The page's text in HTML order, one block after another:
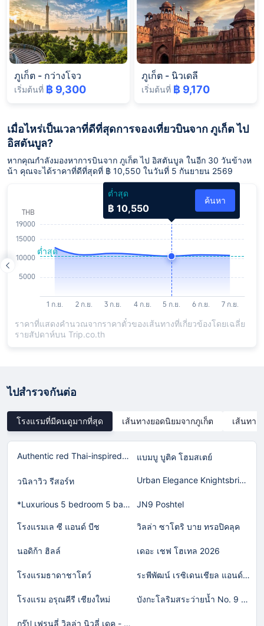
ภูเก็ต - กว่างโจว
เริ่มต้นที่ ฿ 9,300
ภูเก็ต - นิวเดลี
เริ่มต้นที่ ฿ 9,170
เมื่อไหร่เป็นเวลาที่ดีที่สุดการจองเที่ยวบินจาก ภูเก็ต ไป
อิสตันบูล?
หากคุณกำลังมองหาการบินจาก ภูเก็ต ไป อิสตันบูล ในอีก 30 วันข้างห
น้า คุณจะได้ราคาที่ดีที่สุดที่ ฿ 10,550 ในวันที่ 5 กันยายน 2569
ต่ำสุด
฿ 10,550
ค้นหา
ราคาที่แสดงคำนวณจากราคาตั๋วของเส้นทางที่เกี่ยวข้องโดยเฉลี่ย
รายสัปดาห์บน Trip.co.th
ไปสำรวจกันต่อ
โรงแรมที่มีคนดูมากที่สุด เส้นทางยอดนิยมจากภูเก็ต เส้นทา
Authentic red Thai-inspired home in Laguna! แบมบู บูติค โฮมสเตย์
วนิลาวิว รีสอร์ท Urban Elegance Knightsbridge BTS Bearing
*Luxurious 5 bedroom 5 bathroom Gym Views v138 JN9 Poshtel
โรงแรมเล ซี แอนด์ บีช วิลล่า ซาโตริ บาย ทรอปิคลุค
นอดิก้า ฮิลล์ เดอะ เชฟ โฮเทล 2026
โรงแรมธาดาชาโตว์ ระพีพัฒน์ เรซิเดนเชียล แอนด์ รีสอร์ท
โรงแรม อรุณคีรี เชียงใหม่ บังกะโลริมสระว่ายน้ำ No. 9 (วอกตั้ม)
กรุ๊ป เฟรนลี่ วิลล่า นิวลี่ เดค - พูล เคทีวี แอนดื บาร์บีคิว